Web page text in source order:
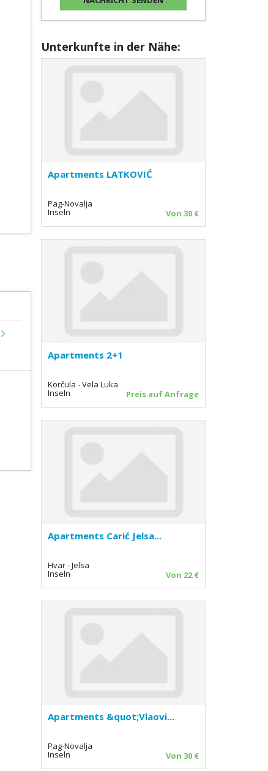
Next
Unterkunfte in der Nähe:
Apartments LATKOVIĆ
Pag-Novalja
Inseln Von 30 €
Apartments 2+1
Korčula - Vela Luka
Inseln Preis auf Anfrage
Apartments Carić Jelsa...
Hvar - Jelsa
Inseln Von 22 €
Apartments &quot;Vlaovi...
Pag-Novalja
Inseln Von 30 €